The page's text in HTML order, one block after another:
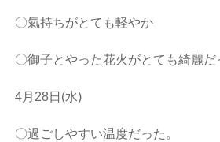
〇氣持ちがとても軽やか
〇御子とやった花火がとても綺麗だ
4月28日(水)
〇過ごしやすい温度だった。